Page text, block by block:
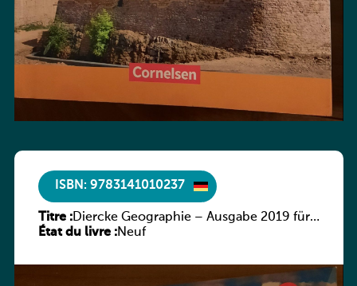
ISBN: 9783141010237
Titre :Diercke Geographie – Ausgabe 2019 für
Luxemburg Schülerband 2
État du livre :Neuf